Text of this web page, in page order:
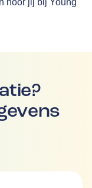
hoor jij bij Young